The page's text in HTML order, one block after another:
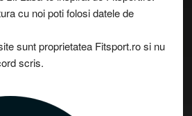
cu noi poti folosi datele de
sunt proprietatea Fitsport.ro si nu
scris.